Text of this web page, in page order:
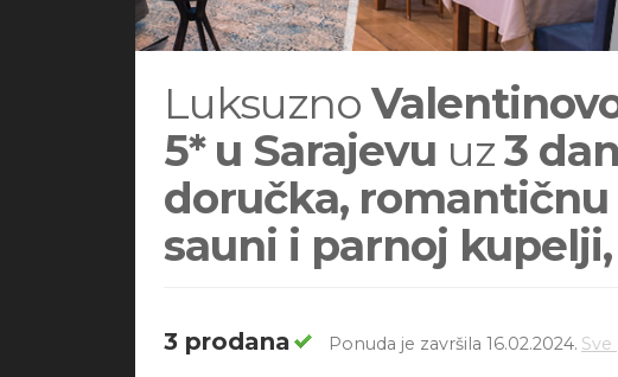
Luksuzno
5* u Sarajevu uz3
doručka, romantičnu
sauni i parnoj kupelji,
3 prodana Ponuda je završila 16.02.2024.